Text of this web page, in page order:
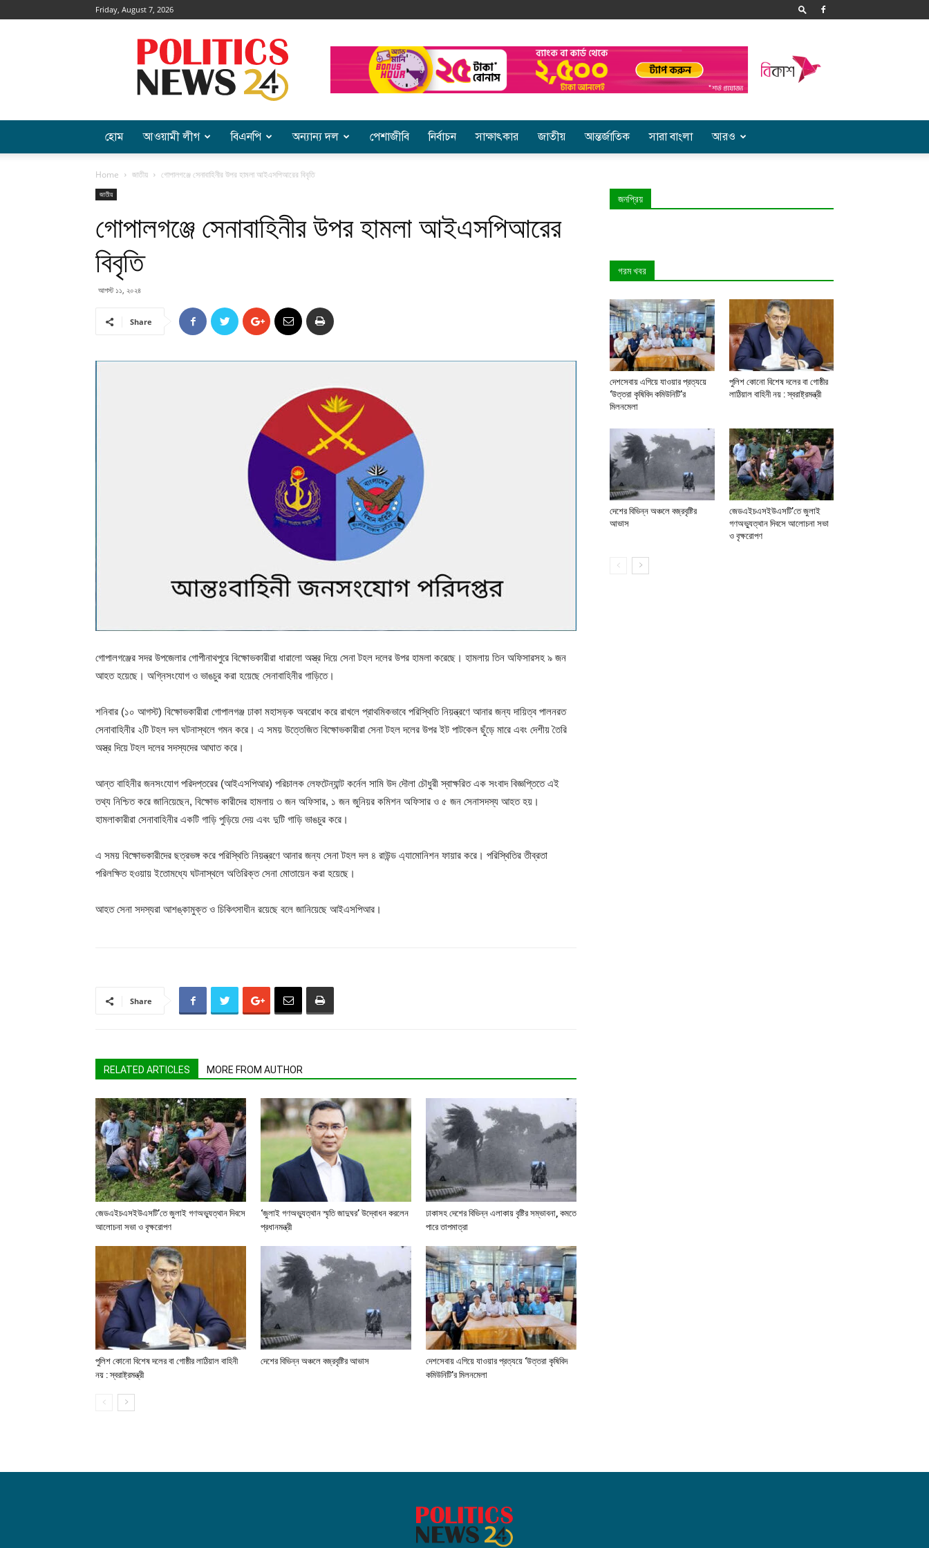
Friday, August 7, 2026
Politics
হোম আওয়ামী লীগ বিএনপি অন্যান্য দল পেশাজীবি নির্বাচন সাক্ষাৎকার জাতীয় আন্তর্জাতিক সারা বাংলা আরও
Home জাতীয় গোপালগঞ্জে সেনাবাহিনীর উপর হামলা আইএসপিআরের বিবৃতি
জাতীয়
গোপালগঞ্জে সেনাবাহিনীর উপর হামলা আইএসপিআরের
বিবৃতি
আগস্ট ১১, ২০২৪
Share
গোপালগঞ্জের সদর উপজেলার গোপীনাথপুরে বিক্ষোভকারীরা ধারালো অস্ত্র দিয়ে সেনা টহল দলের উপর হামলা করেছে। হামলায় তিন অফিসারসহ ৯ জন
আহত হয়েছে। অগ্নিসংযোগ ও ভাঙচুর করা হয়েছে সেনাবাহিনীর গাড়িতে।
শনিবার (১০ আগস্ট) বিক্ষোভকারীরা গোপালগঞ্জ ঢাকা মহাসড়ক অবরোধ করে রাখলে প্রাথমিকভাবে পরিস্থিতি নিয়ন্ত্রণে আনার জন্য দায়িত্ব পালনরত
সেনাবাহিনীর ২টি টহল দল ঘটনাস্থলে গমন করে। এ সময় উত্তেজিত বিক্ষোভকারীরা সেনা টহল দলের উপর ইট পাটকেল ছুঁড়ে মারে এবং দেশীয় তৈরি
অস্ত্র দিয়ে টহল দলের সদস্যদের আঘাত করে।
আন্ত বাহিনীর জনসংযোগ পরিদপ্তরের (আইএসপিআর) পরিচালক লেফটেন্যান্ট কর্নেল সামি উদ দৌলা চৌধুরী স্বাক্ষরিত এক সংবাদ বিজ্ঞপ্তিতে এই
তথ্য নিশ্চিত করে জানিয়েছেন, বিক্ষোভ কারীদের হামলায় ৩ জন অফিসার, ১ জন জুনিয়র কমিশন অফিসার ও ৫ জন সেনাসদস্য আহত হয়।
হামলাকারীরা সেনাবাহিনীর একটি গাড়ি পুড়িয়ে দেয় এবং দুটি গাড়ি ভাঙচুর করে।
এ সময় বিক্ষোভকারীদের ছত্রভঙ্গ করে পরিস্থিতি নিয়ন্ত্রণে আনার জন্য সেনা টহল দল ৪ রাউন্ড এ্যামোনিশন ফায়ার করে। পরিস্থিতির তীব্রতা
পরিলক্ষিত হওয়ায় ইতোমধ্যে ঘটনাস্থলে অতিরিক্ত সেনা মোতায়েন করা হয়েছে।
আহত সেনা সদস্যরা আশঙ্কামুক্ত ও চিকিৎসাধীন রয়েছে বলে জানিয়েছে আইএসপিআর।
Share
RELATED ARTICLES MORE FROM AUTHOR
জেডএইচএসইউএসটি’তে জুলাই গণঅভ্যুত্থান দিবসে
আলোচনা সভা ও বৃক্ষরোপণ
‘জুলাই গণঅভ্যুত্থান স্মৃতি জাদুঘর’ উদ্বোধন করলেন
প্রধানমন্ত্রী
ঢাকাসহ দেশের বিভিন্ন এলাকায় বৃষ্টির সম্ভাবনা, কমতে
পারে তাপমাত্রা
পুলিশ কোনো বিশেষ দলের বা গোষ্ঠীর লাঠিয়াল বাহিনী
নয় : স্বরাষ্ট্রমন্ত্রী
দেশের বিভিন্ন অঞ্চলে বজ্রবৃষ্টির আভাস
দেশসেবায় এগিয়ে যাওয়ার প্রত্যয়ে ‘উত্তরা কৃষিবিদ
কমিউনিটি’র মিলনমেলা
জনপ্রিয়
গরম খবর
দেশসেবায় এগিয়ে যাওয়ার প্রত্যয়ে
‘উত্তরা কৃষিবিদ কমিউনিটি’র
মিলনমেলা
পুলিশ কোনো বিশেষ দলের বা গোষ্ঠীর
লাঠিয়াল বাহিনী নয় : স্বরাষ্ট্রমন্ত্রী
দেশের বিভিন্ন অঞ্চলে বজ্রবৃষ্টির
আভাস
জেডএইচএসইউএসটি’তে জুলাই
গণঅভ্যুত্থান দিবসে আলোচনা সভা
ও বৃক্ষরোপণ